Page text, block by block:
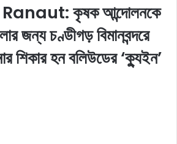
কৃষক আন্দোলনকে
জন্য চণ্ডীগড় বিমানবন্দরে
শিকার হন বলিউডের ‘ক্যুইন’